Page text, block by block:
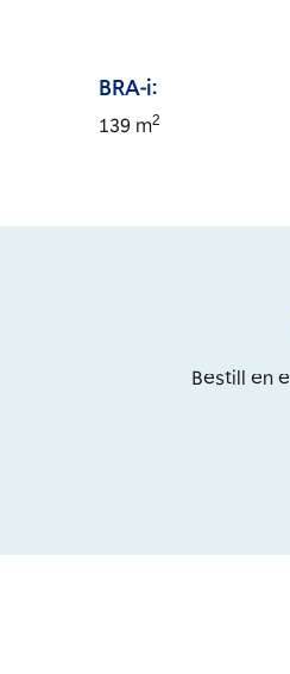
BRA-i:
139 m2
Bestill en